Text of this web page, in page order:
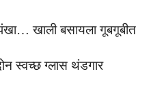
…खाली बसायला गूबगूबीत
स्वच्छ ग्लास थंडगार